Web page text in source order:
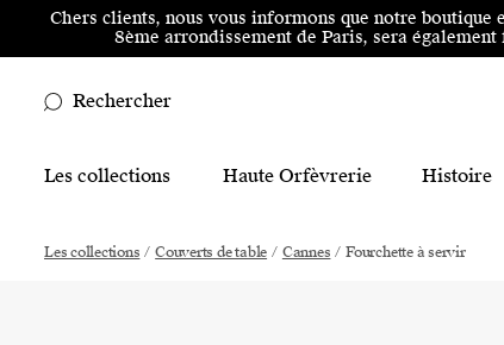
Aller au menu principal Aller au contenu principal
Chers clients, nous vous informons que notre
8ème arrondissement de Paris, sera
Main Mobile Navigation
Rechercher
Main Desktop Navigation
Les collections Haute Orfèvrerie Histoire
Les collections / Couverts de table / Cannes / Fourchette à servir